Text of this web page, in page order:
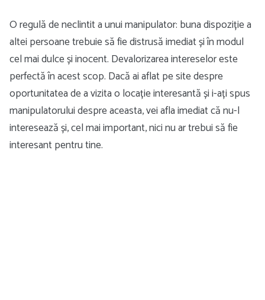
O regulă de neclintit a unui manipulator: buna dispoziție a
altei persoane trebuie să fie distrusă imediat și în modul
cel mai dulce și inocent. Devalorizarea intereselor este
perfectă în acest scop. Dacă ai aflat pe site despre
oportunitatea de a vizita o locație interesantă și i-ați spus
manipulatorului despre aceasta, vei afla imediat că nu-l
interesează și, cel mai important, nici nu ar trebui să fie
interesant pentru tine.